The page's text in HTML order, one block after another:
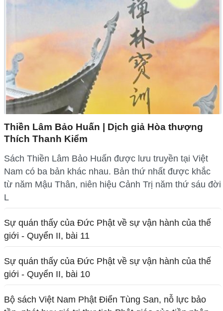
Thiền Lâm Bảo Huấn | Dịch giả Hòa thượng
Thích Thanh Kiểm
Sách Thiền Lâm Bảo Huấn được lưu truyền tại Việt
Nam có ba bản khác nhau. Bản thứ nhất được khắc
từ năm Mậu Thân, niên hiệu Cảnh Trị năm thứ sáu đời
L
Sự quán thấy của Đức Phật về sự vận hành của thế
giới - Quyển II, bài 11
Sự quán thấy của Đức Phật về sự vận hành của thế
giới - Quyển II, bài 10
Bộ sách Việt Nam Phật Điển Tùng San, nỗ lực bảo